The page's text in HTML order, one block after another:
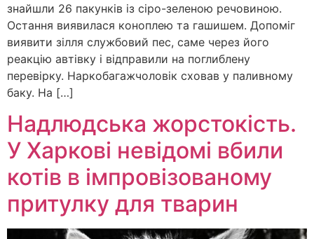
знайшли 26 пакунків із сіро-зеленою речовиною.
Остання виявилася коноплею та гашишем. Допоміг
виявити зілля службовий пес, саме через його
реакцію автівку і відправили на поглиблену
перевірку. Наркобагажчоловік сховав у паливному
баку. На […]
Надлюдська жорстокість.
У Харкові невідомі вбили
котів в імпровізованому
притулку для тварин